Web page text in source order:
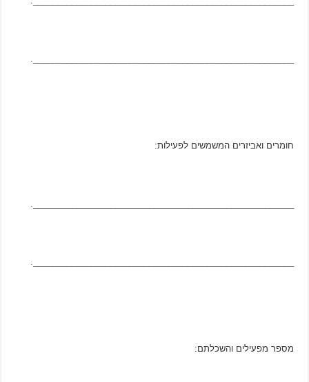
חומרים ואביזרים המשמשים לפעילות:
מספר מפעילים והשכלתם: